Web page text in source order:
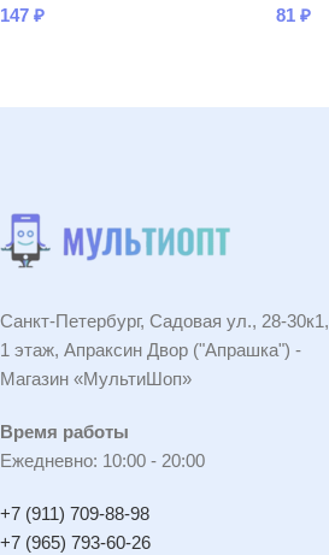
147 ₽ 81 ₽
Санкт-Петербург, Садовая ул., 28-30к1,
1 этаж, Апраксин Двор ("Апрашка") -
Магазин «МультиШоп»
Время работы
Ежедневно: 10:00 - 20:00
+7 (911) 709-88-98
+7 (965) 793-60-26